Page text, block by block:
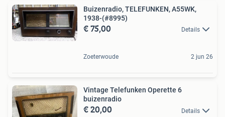
Buizenradio, TELEFUNKEN, A55WK,
1938-(#8995)
€ 75,00 Details
Zoeterwoude 2 jun 26
Vintage Telefunken Operette 6
buizenradio
€ 20,00 Details